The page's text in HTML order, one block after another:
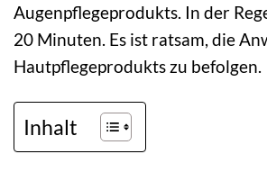
Augenpflegeprodukts. In der
20 Minuten. Es ist ratsam, die
Hautpflegeprodukts zu befolgen.
Inhalt